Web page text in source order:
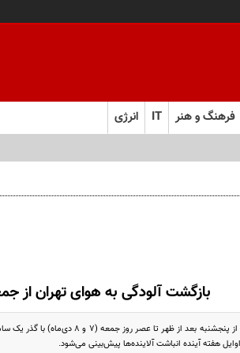
فرهنگ و هنر IT انرژی
بازگشت آلودگی به هوای تهران از
اداره کل هواشناسی استان تهران اعلام
هفته آینده انباشت آلاینده‌ها پیش‌بینی می‌شود.